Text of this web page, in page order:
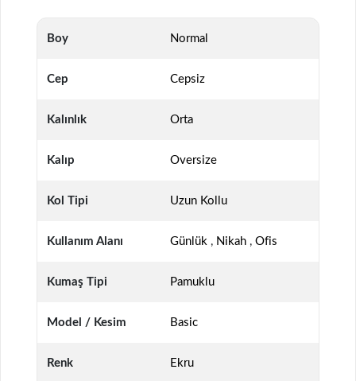
Boy Normal
Cep Cepsiz
Kalınlık Orta
Kalıp Oversize
Kol Tipi Uzun Kollu
Kullanım Alanı Günlük , Nikah , Ofis
Kumaş Tipi Pamuklu
Model / Kesim Basic
Renk Ekru